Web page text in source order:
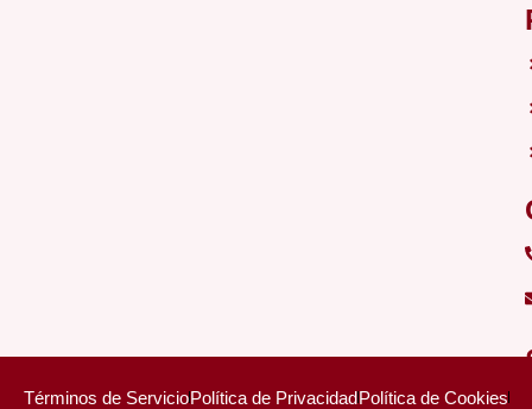
Términos de ServicioPolítica de PrivacidadPolítica de Cookies